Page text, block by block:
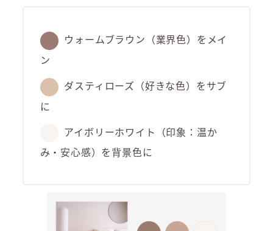
ウォームブラウン（業界色）をメイ
ン
ダスティローズ（好きな色）をサブ
に
アイボリーホワイト（印象：温か
み・安心感）を背景色に